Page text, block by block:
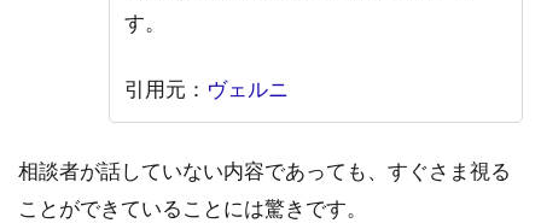
す。
引用元： ヴェルニ
相談者が話していない内容であっても、すぐさま視る
ことができていることには驚きです。